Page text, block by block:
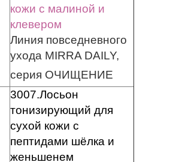
кожи с малиной и
клевером
Линия повседневного
ухода MIRRA DAILY,
серия ОЧИЩЕНИЕ
3007.Лосьон
тонизирующий для
сухой кожи с
пептидами шёлка и
женьшенем